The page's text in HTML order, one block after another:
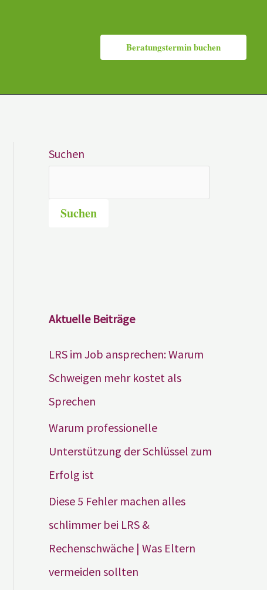
Beratungstermin buchen
Suchen
Suchen
Aktuelle Beiträge
LRS im Job ansprechen: Warum
Schweigen mehr kostet als
Sprechen
Warum professionelle
Unterstützung der Schlüssel zum
Erfolg ist
Diese 5 Fehler machen alles
schlimmer bei LRS &
Rechenschwäche | Was Eltern
vermeiden sollten